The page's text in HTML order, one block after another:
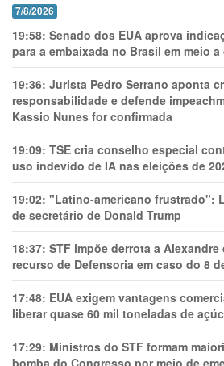
7/8/2026
19:58: Senado dos EUA aprova
para a embaixada no Brasil em meio
19:36: Jurista Pedro Serrano aponta
responsabilidade e defende
Kassio Nunes for confirmada
19:09: TSE cria conselho especial
uso indevido de IA nas eleições de
19:02: "Latino-americano frustrado":
de secretário de Donald Trump
18:37: STF impõe derrota a
recurso de Defensoria em caso do 8
17:48: EUA exigem vantagens
liberar quase 60 mil toneladas de
17:29: Ministros do STF formam
bomba do Congresso por meio de